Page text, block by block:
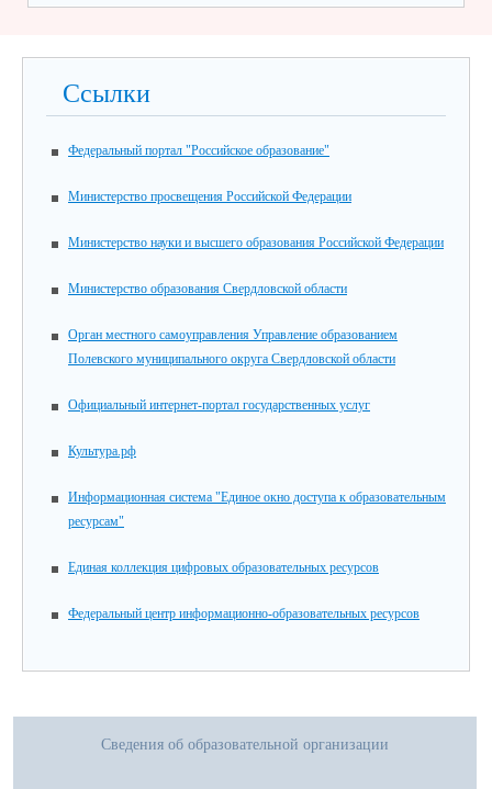
Ссылки
Федеральный портал "Российское образование"
Министерство просвещения Российской Федерации
Министерство науки и высшего образования Российской Федерации
Министерство образования Свердловской области
Орган местного самоуправления Управление образованием
Полевского муниципального округа Свердловской области
Официальный интернет-портал государственных услуг
Культура.рф
Информационная система "Единое окно доступа к образовательным
ресурсам"
Единая коллекция цифровых образовательных ресурсов
Федеральный центр информационно-образовательных ресурсов
Сведения об образовательной организации